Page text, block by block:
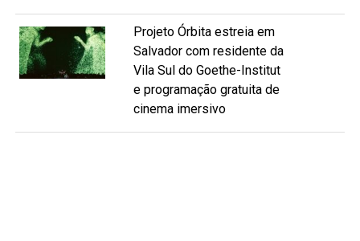
Projeto Órbita estreia em
Salvador com residente da
Vila Sul do Goethe-Institut
e programação gratuita de
cinema imersivo